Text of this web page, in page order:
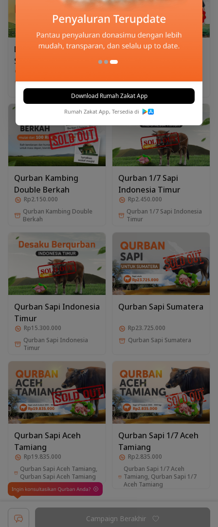
Download Rumah Zakat App
Rumah Zakat App, Tersedia di
Desaku Berqurban
Sapi
Desaku Berqurban Sapi
Qurban Kambing
Qurban Kambing Double
Kebaikan
Qurban Kambing
Double Berkah
Rp2.150.000
Qurban Kambing Double
Berkah
Qurban 1/7 Sapi
Indonesia Timur
Rp2.450.000
Qurban 1/7 Sapi Indonesia
Timur
Qurban Sapi Indonesia
Timur
Rp15.300.000
Qurban Sapi Indonesia
Timur
Qurban Sapi Sumatera
Rp23.725.000
Qurban Sapi Sumatera
Qurban Sapi Aceh
Tamiang
Rp19.835.000
Qurban Sapi Aceh Tamiang,
Qurban Sapi Aceh Tamiang
Qurban Sapi 1/7 Aceh
Tamiang
Rp2.835.000
Qurban Sapi 1/7 Aceh
Tamiang, Qurban Sapi 1/7
Aceh Tamiang
Campaign Berakhir